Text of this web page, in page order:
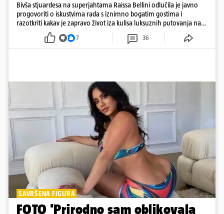
Bivša stjuardesa na superjahtama Raissa Bellini odlučila je javno
progovoriti o iskustvima rada s iznimno bogatim gostima i
razotkriti kakav je zapravo život iza kulisa luksuznih putovanja na
7 36
SAVRŠENA FIGURA
FOTO 'Prirodno sam oblikovala